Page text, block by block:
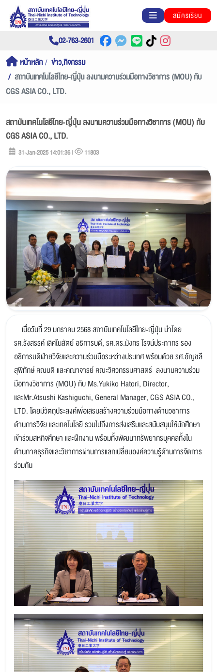
สมัครเรียน
02-763-2601
หน้าหลัก
ข่าว,กิจกรรม
สถาบันเทคโนโลยีไทย-ญี่ปุ่น ลงนามความร่วมมือทางวิชาการ (MOU) กับ
CGS ASIA CO., LTD.
สถาบันเทคโนโลยีไทย-ญี่ปุ่น ลงนามความร่วมมือทางวิชาการ (MOU) กับ
CGS ASIA CO., LTD.
31-Jan-2025 14:01:36 | 11803
เมื่อวันที่ 29 มกราคม 2568 สถาบันเทคโนโลยีไทย-ญี่ปุ่น นำโดย
รศ.รังสรรค์ เลิศในสัตย์ อธิการบดี, รศ.ดร.มังกร โรจน์ประภากร รอง
อธิการบดีฝ่ายวิจัยและความร่วมมือระหว่างประเทศ พร้อมด้วย รศ.อัญชลี
สุพิทักษ์ คณบดี และคณาจารย์ คณะวิศวกรรมศาสตร์ ลงนามความร่วม
มือทางวิชาการ (MOU) กับ Ms.Yukiko Hatori, Director,
และMr.Atsushi Kashiguchi, General Manager, CGS ASIA CO.,
LTD. โดยมีวัตถุประสงค์เพื่อเสริมสร้างความร่วมมือทางด้านวิชาการ
ด้านการวิจัย และเทคโนโลยี รวมไปถึงการส่งเสริมและสนับสนุนให้นักศึกษา
เข้าร่วมสหกิจศึกษา และฝึกงาน พร้อมทั้งพัฒนาทรัพยากรบุคคลทั้งใน
ด้านภาคธุรกิจและวิชาการผ่านการแลกเปลี่ยนองค์ความรู้ด้านการจัดการ
ร่วมกัน